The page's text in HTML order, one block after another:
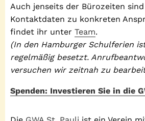
Auch jenseits der Bürozeiten
Kontaktdaten zu konkreten
findet ihr unter Team.
(In den Hamburger Schulferien
regelmäßig besetzt.
versuchen wir zeitnah zu
Spenden: Investieren Sie in die